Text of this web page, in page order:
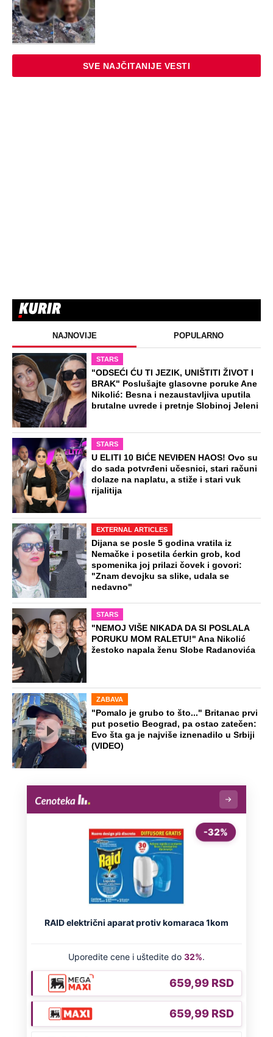
SVE NAJČITANIJE VESTI
NAJNOVIJE POPULARNO
STARS
"ODSEĆI ĆU TI JEZIK, UNIŠTITI ŽIVOT I
BRAK" Poslušajte glasovne poruke Ane
Nikolić: Besna i nezaustavljiva uputila
brutalne uvrede i pretnje Slobinoj Jeleni
STARS
U ELITI 10 BIĆE NEVIĐEN HAOS! Ovo su
do sada potvrđeni učesnici, stari računi
dolaze na naplatu, a stiže i stari vuk
rijalitija
EXTERNAL ARTICLES
Dijana se posle 5 godina vratila iz
Nemačke i posetila ćerkin grob, kod
spomenika joj prilazi čovek i govori:
"Znam devojku sa slike, udala se
nedavno"
STARS
"NEMOJ VIŠE NIKADA DA SI POSLALA
PORUKU MOM RALETU!" Ana Nikolić
žestoko napala ženu Slobe Radanovića
ZABAVA
"Pomalo je grubo to što..." Britanac prvi
put posetio Beograd, pa ostao zatečen:
Evo šta ga je najviše iznenadilo u Srbiji
(VIDEO)